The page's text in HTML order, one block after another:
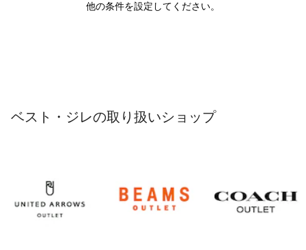
他の条件を設定してください。
ベスト・ジレの取り扱いショップ